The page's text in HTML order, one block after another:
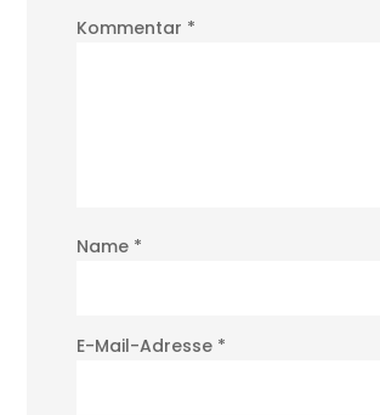
Kommentar *
Name *
E-Mail-Adresse *